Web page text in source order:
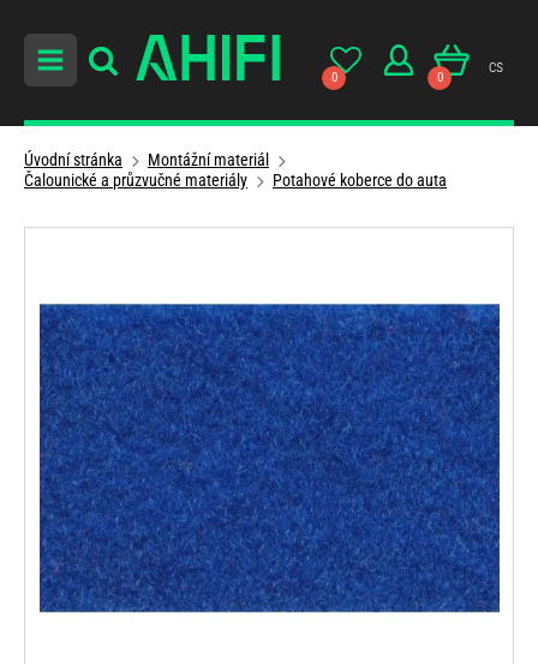
0 0
cs
Úvodní stránka
Montážní materiál
Čalounické a průzvučné materiály
Potahové koberce do auta